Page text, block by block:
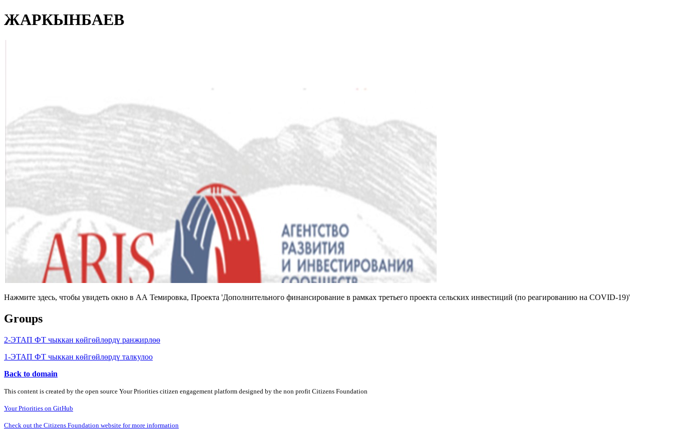
ЖАРКЫНБАЕВ
Нажмите здесь, чтобы увидеть окно в АА Темировка, Проекта 'Дополнительного финансирование в рамках третьего проекта сельских инвестиций (по реагированию на COVID-19)'
Groups
2-ЭТАП ФТ чыккан көйгөйлөрдү ранжирлөө
1-ЭТАП ФТ чыккан көйгөйлөрдү талкулоо
Back to domain
This content is created by the open source Your Priorities citizen engagement platform designed by the non profit Citizens Foundation
Your Priorities on GitHub
Check out the Citizens Foundation website for more information